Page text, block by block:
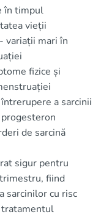
în timpul
vieții
- variații mari în
fizice și
a sarcinii
de sarcină
sigur pentru
fiind
sarcinilor cu risc